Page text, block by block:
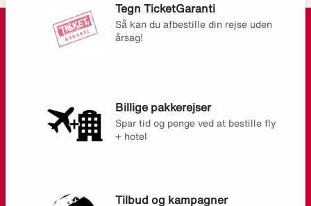
Tegn TicketGaranti
Så kan du afbestille din rejse uden
årsag!
Billige pakkerejser
Spar tid og penge ved at bestille fly
+ hotel
Tilbud og kampagner